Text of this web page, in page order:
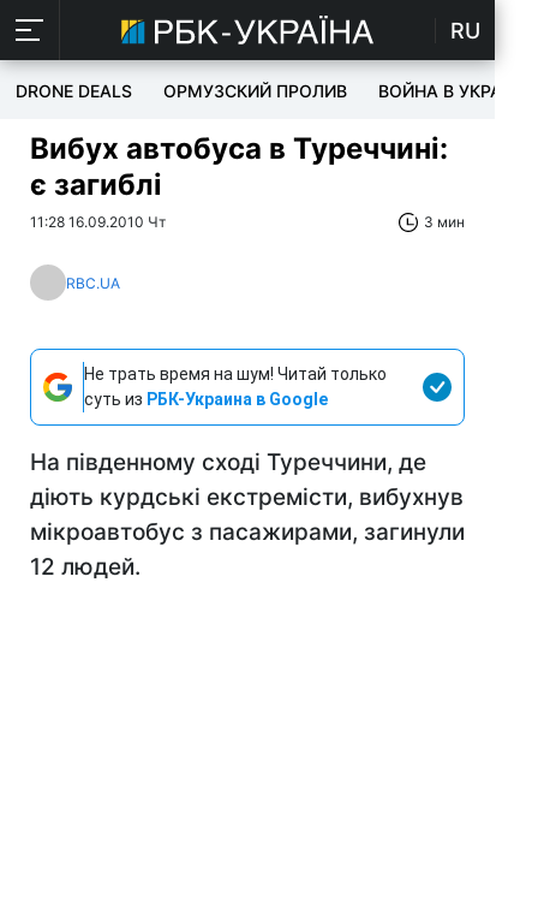
RU
DRONE DEALS ОРМУЗСКИЙ ПРОЛИВ ВОЙНА В УКРАИНЕ
Вибух автобуса в Туреччині:
є загиблі
11:28 16.09.2010 Чт 3 мин
RBC.UA
Не трать время на шум! Читай только
суть из РБК-Украина в Google
На південному сході Туреччини, де
діють курдські екстремісти, вибухнув
мікроавтобус з пасажирами, загинули
12 людей.